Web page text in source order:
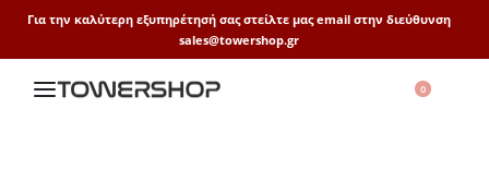
Για την καλύτερη εξυπηρέτησή σας στείλτε μας email στην διεύθυνση
sales@towershop.gr
0